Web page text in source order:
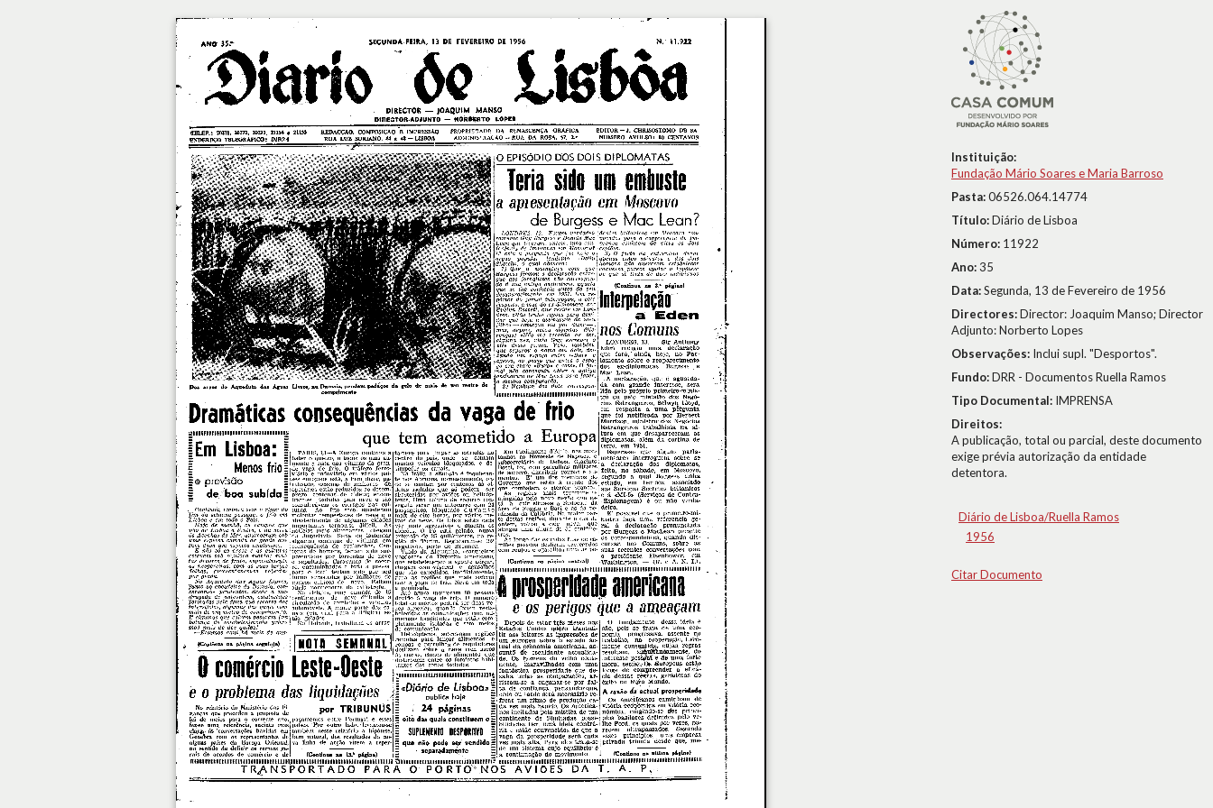
Instituição:
Fundação Mário Soares e Maria Barroso
Pasta:06526.064.14774
Título:Diário de Lisboa
Número: 11922
Ano:35
Data:Segunda, 13 de Fevereiro de 1956
Directores:Director: Joaquim Manso; Director
Adjunto: Norberto Lopes
Observações: Inclui supl. "Desportos".
Fundo:DRR - Documentos Ruella Ramos
Tipo Documental: IMPRENSA
Direitos:
A publicação, total ou parcial, deste documento
exige prévia autorização da entidade
detentora.
Diário de Lisboa/Ruella Ramos
1956
Citar Documento